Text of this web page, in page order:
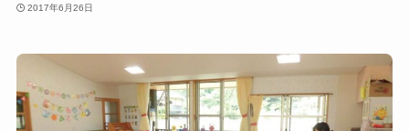
2017年6月26日